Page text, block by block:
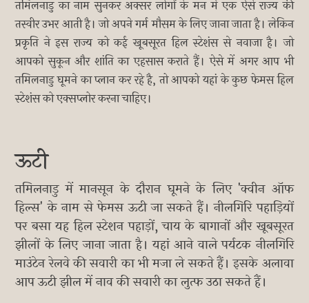
तमिलनाडु का नाम सुनकर अक्सर लोगों के मन में एक ऐसे राज्य की
तस्वीर उभर आती है। जो अपने गर्म मौसम के लिए जाना जाता है। लेकिन
प्रकृति ने इस राज्य को कई खूबसूरत हिल स्टेशंस से नवाजा है। जो
आपको सुकून और शांति का एहसास कराते हैं। ऐसे में अगर आप भी
तमिलनाडु घूमने का प्लान कर रहे है, तो आपको यहां के कुछ फेमस हिल
स्टेशंस को एक्सप्लोर करना चाहिए।
ऊटी
तमिलनाडु में मानसून के दौरान घूमने के लिए 'क्वीन ऑफ
हिल्स' के नाम से फेमस ऊटी जा सकते हैं। नीलगिरि पहाड़ियों
पर बसा यह हिल स्टेशन पहाड़ों, चाय के बागानों और खूबसूरत
झीलों के लिए जाना जाता है। यहां आने वाले पर्यटक नीलगिरि
माउंटेन रेलवे की सवारी का भी मजा ले सकते हैं। इसके अलावा
आप ऊटी झील में नाव की सवारी का लुत्फ उठा सकते हैं।